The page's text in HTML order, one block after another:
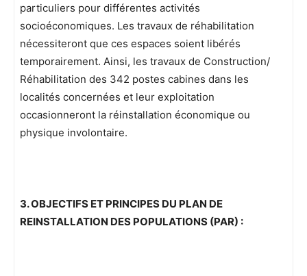
particuliers pour différentes activités
socioéconomiques. Les travaux de réhabilitation
nécessiteront que ces espaces soient libérés
temporairement. Ainsi, les travaux de Construction/
Réhabilitation des 342 postes cabines dans les
localités concernées et leur exploitation
occasionneront la réinstallation économique ou
physique involontaire.
3. OBJECTIFS ET PRINCIPES DU PLAN DE
REINSTALLATION DES POPULATIONS (PAR) :